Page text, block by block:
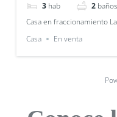
3 hab 2 baños
Casa en fraccionamiento
Casa
En venta